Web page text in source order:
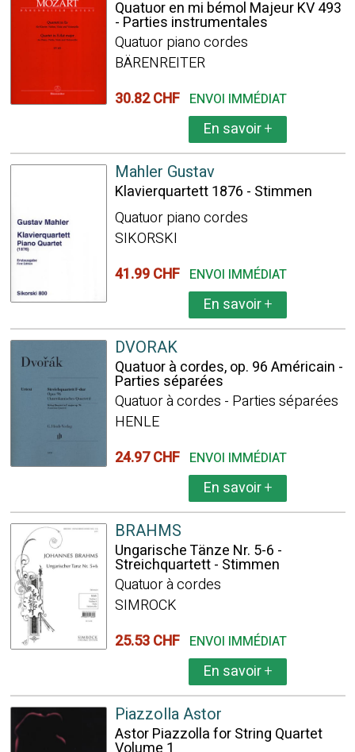
Quatuor en mi bémol Majeur KV 493
- Parties instrumentales
Quatuor piano cordes
BÄRENREITER
30.82 CHF ENVOI IMMÉDIAT
En savoir+
Mahler Gustav
Klavierquartett 1876 - Stimmen
Quatuor piano cordes
SIKORSKI
41.99 CHF ENVOI IMMÉDIAT
En savoir+
DVORAK
Quatuor à cordes, op. 96 Américain -
Parties séparées
Quatuor à cordes - Parties séparées
HENLE
24.97 CHF ENVOI IMMÉDIAT
En savoir+
BRAHMS
Ungarische Tänze Nr. 5-6 -
Streichquartett - Stimmen
Quatuor à cordes
SIMROCK
25.53 CHF ENVOI IMMÉDIAT
En savoir+
Piazzolla Astor
Astor Piazzolla for String Quartet